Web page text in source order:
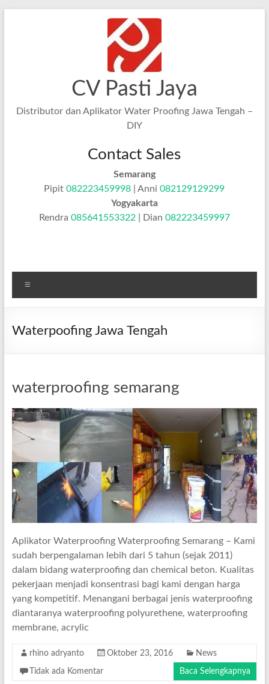
CV Pasti Jaya
Distributor dan Aplikator Water Proofing Jawa Tengah –
DIY
Contact Sales
Semarang
Pipit082223459998 | Anni082129129299
Yogyakarta
Rendra 085641553322| Dian 082223459997
Waterpoofing Jawa Tengah
waterproofing semarang
Aplikator Waterproofing Waterproofing Semarang – Kami
sudah berpengalaman lebih dari 5 tahun (sejak 2011)
dalam bidang waterproofing dan chemical beton. Kualitas
pekerjaan menjadi konsentrasi bagi kami dengan harga
yang kompetitif. Menangani berbagai jenis waterproofing
diantaranya waterproofing polyurethene, waterproofing
membrane, acrylic
rhino adryanto Oktober 23, 2016 News
Tidak ada Komentar Baca Selengkapnya